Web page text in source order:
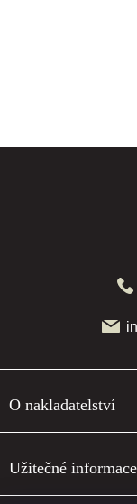
O nakladatelství
Užitečné informace